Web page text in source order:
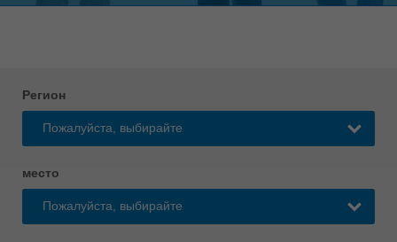
USA
Việt Nam
tiếng việt
Регион
место